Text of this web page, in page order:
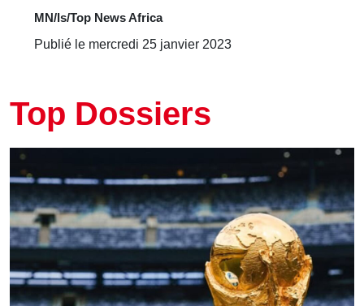
MN/ls/Top News Africa
Publié le mercredi 25 janvier 2023
Top Dossiers